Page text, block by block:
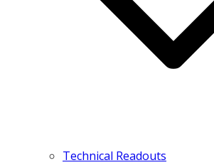
Technical Readouts